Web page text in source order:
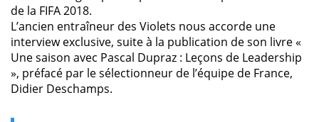
de la FIFA 2018.
L’ancien entraîneur des Violets nous accorde une
interview exclusive, suite à la publication de son livre «
Une saison avec Pascal Dupraz : Leçons de Leadership
», préfacé par le sélectionneur de l’équipe de France,
Didier Deschamps.